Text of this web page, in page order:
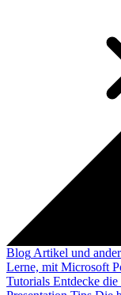
Blog Artikel und
Lerne, mit Microsoft
Tutorials Entdecke